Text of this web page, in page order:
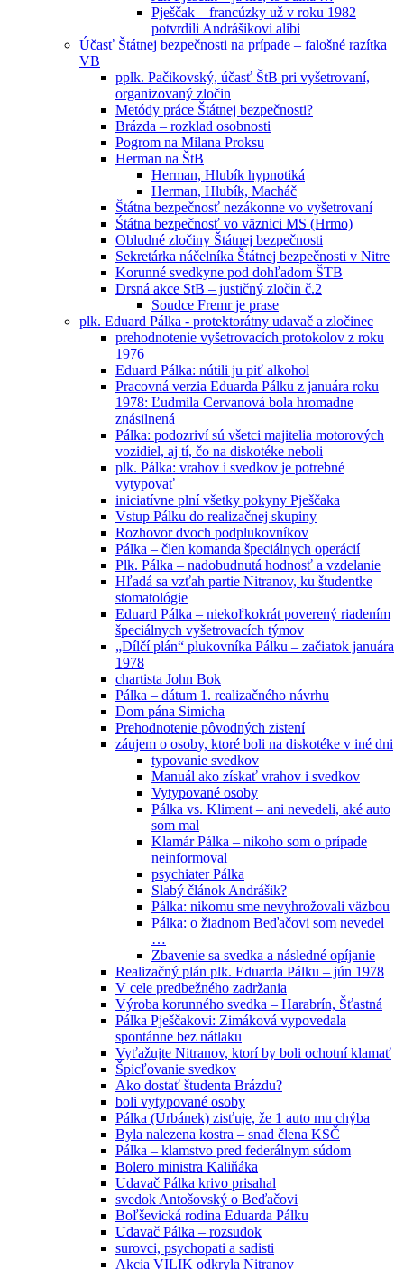
Pješčak – francúzky už v roku 1982
potvrdili Andrášikovi alibi
Účasť Štátnej bezpečnosti na prípade – falošné razítka
VB
pplk. Pačikovský, účasť ŠtB pri vyšetrovaní,
organizovaný zločin
Metódy práce Štátnej bezpečnosti?
Brázda – rozklad osobnosti
Pogrom na Milana Proksu
Herman na ŠtB
Herman, Hlubík hypnotiká
Herman, Hlubík, Macháč
Štátna bezpečnosť nezákonne vo vyšetrovaní
Śtátna bezpečnosť vo väznici MS (Hrmo)
Obludné zločiny Štátnej bezpečnosti
Sekretárka náčelníka Štátnej bezpečnosti v Nitre
Korunné svedkyne pod dohľadom ŠTB
Drsná akce StB – justičný zločin č.2
Soudce Fremr je prase
plk. Eduard Pálka - protektorátny udavač a zločinec
prehodnotenie vyšetrovacích protokolov z roku
1976
Eduard Pálka: nútili ju piť alkohol
Pracovná verzia Eduarda Pálku z januára roku
1978: Ľudmila Cervanová bola hromadne
znásilnená
Pálka: podozriví sú všetci majitelia motorových
vozidiel, aj tí, čo na diskotéke neboli
plk. Pálka: vrahov i svedkov je potrebné
vytypovať
iniciatívne plní všetky pokyny Pješčaka
Vstup Pálku do realizačnej skupiny
Rozhovor dvoch podplukovníkov
Pálka – člen komanda špeciálnych operácií
Plk. Pálka – nadobudnutá hodnosť a vzdelanie
Hľadá sa vzťah partie Nitranov, ku študentke
stomatológie
Eduard Pálka – niekoľkokrát poverený riadením
špeciálnych vyšetrovacích týmov
„Dílčí plán“ plukovníka Pálku – začiatok januára
1978
chartista John Bok
Pálka – dátum 1. realizačného návrhu
Dom pána Simicha
Prehodnotenie pôvodných zistení
záujem o osoby, ktoré boli na diskotéke v iné dni
typovanie svedkov
Manuál ako získať vrahov i svedkov
Vytypované osoby
Pálka vs. Kliment – ani nevedeli, aké auto
som mal
Klamár Pálka – nikoho som o prípade
neinformoval
psychiater Pálka
Slabý článok Andrášik?
Pálka: nikomu sme nevyhrožovali väzbou
Pálka: o žiadnom Beďačovi som nevedel
…
Zbavenie sa svedka a následné opíjanie
Realizačný plán plk. Eduarda Pálku – jún 1978
V cele predbežného zadržania
Výroba korunného svedka – Harabrín, Šťastná
Pálka Pješčakovi: Zimáková vypovedala
spontánne bez nátlaku
Vyťažujte Nitranov, ktorí by boli ochotní klamať
Špicľovanie svedkov
Ako dostať študenta Brázdu?
boli vytypované osoby
Pálka (Urbánek) zisťuje, že 1 auto mu chýba
Byla nalezena kostra – snad člena KSČ
Pálka – klamstvo pred federálnym súdom
Bolero ministra Kaliňáka
Udavač Pálka krivo prisahal
svedok Antošovský o Beďačovi
Boľševická rodina Eduarda Pálku
Udavač Pálka – rozsudok
surovci, psychopati a sadisti
Akcia VILIK odkryla Nitranov